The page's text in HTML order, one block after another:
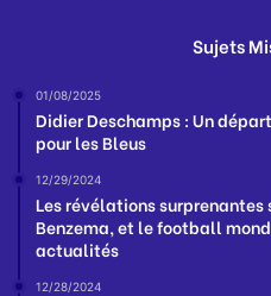
Sujets
01/08/2025
Didier Deschamps : Un
pour les Bleus
12/29/2024
Les révélations
Benzema, et le football
actualités
12/28/2024